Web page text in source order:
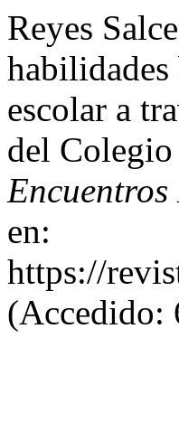
Reyes
escolar a
del
en:
https://
(Accedido: